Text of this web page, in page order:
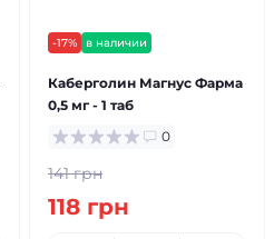
-17% в наличии
Каберголин Магнус Фарма
0,5 мг - 1 таб
0
141 грн
118 грн